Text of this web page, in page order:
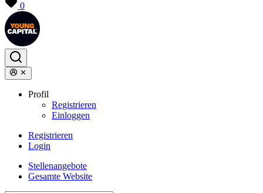
0
Profil
Registrieren
Einloggen
Registrieren
Login
Stellenangebote
Gesamte Website